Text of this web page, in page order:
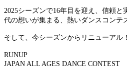
2025シーズンで16年目を迎え、信頼
代の想いが集まる、熱いダンスコンテ
そして、今シーズンからリニューアル！
RUNUP
JAPAN ALL AGES DANCE CONTEST